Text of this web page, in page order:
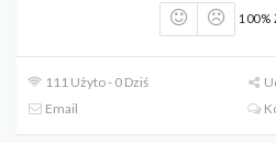
100%
111 Użyto - 0 Dziś
Email